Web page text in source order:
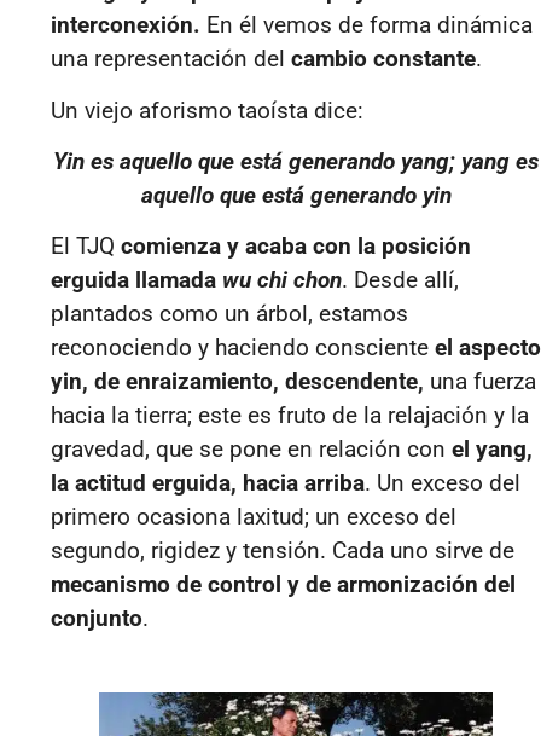
interconexión. En él vemos de forma dinámica
una representación del cambio constante.
Un viejo aforismo taoísta dice:
Yin es aquello que está generando yang; yang es
aquello que está generando yin
El TJQ comienza y acaba con la posición
erguida llamada wu chi chon. Desde allí,
plantados como un árbol, estamos
reconociendo y haciendo consciente el aspecto
yin, de enraizamiento, descendente, una fuerza
hacia la tierra; este es fruto de la relajación y la
gravedad, que se pone en relación con el yang,
la actitud erguida, hacia arriba. Un exceso del
primero ocasiona laxitud; un exceso del
segundo, rigidez y tensión. Cada uno sirve de
mecanismo de control y de armonización del
conjunto.